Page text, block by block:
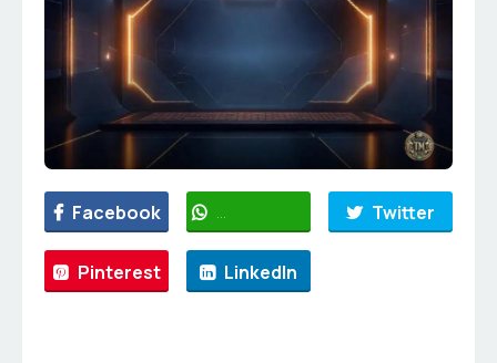
Facebook WhatsApp Twitter
Pinterest LinkedIn